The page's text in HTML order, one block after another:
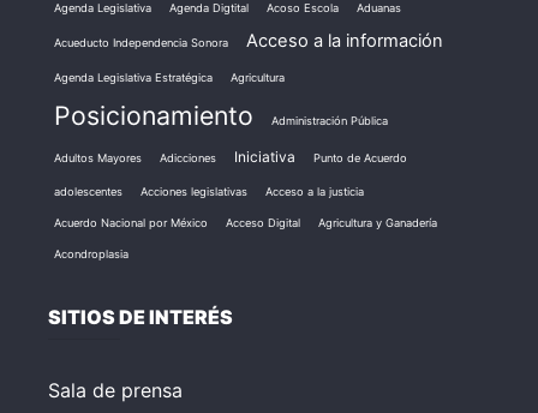
Agenda Legislativa Agenda Digtital Acoso Escola Aduanas
Acueducto Independencia Sonora Acceso a la información
Agenda Legislativa Estratégica Agricultura
Posicionamiento Administración Pública
Adultos Mayores Adicciones Iniciativa Punto de Acuerdo
adolescentes Acciones legislativas Acceso a la justicia
Acuerdo Nacional por México Acceso Digital Agricultura y Ganadería
Acondroplasia
SITIOS DE INTERÉS
Sala de prensa